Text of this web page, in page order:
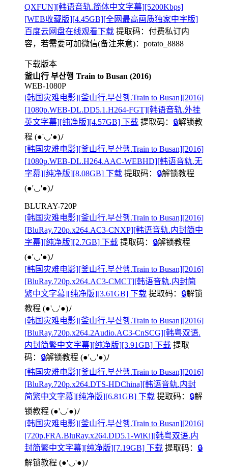
QXFUN][韩语音轨.简体中文字幕][5200Kbps]
[WEB收藏版][4.45GB][全网最高画质独家中字版]
百度云网盘在线观看下载 提取码： 付费私订内
容，若需要可加微信(备注来意)：potato_8888
下载版本
釜山行 부산행 Train to Busan (2016)
WEB-1080P
[韩国灾难电影][釜山行.부산행.Train to Busan][2016]
[1080p.WEB-DL.DD5.1.H264-FGT][韩语音轨.外挂
英文字幕][纯净版][4.57GB] 下载 提取码： 🔒解锁教
程 (●'◡'●)ﾉ
[韩国灾难电影][釜山行.부산행.Train to Busan][2016]
[1080p.WEB-DL.H264.AAC-WEBHD][韩语音轨.无
字幕][纯净版][8.08GB] 下载 提取码： 🔒解锁教程
(●'◡'●)ﾉ
BLURAY-720P
[韩国灾难电影][釜山行.부산행.Train to Busan][2016]
[BluRay.720p.x264.AC3-CNXP][韩语音轨.内封简中
字幕][纯净版][2.7GB] 下载 提取码： 🔒解锁教程
(●'◡'●)ﾉ
[韩国灾难电影][釜山行.부산행.Train to Busan][2016]
[BluRay.720p.x264.AC3-CMCT][韩语音轨.内封简
繁中文字幕][纯净版][3.61GB] 下载 提取码： 🔒解锁
教程 (●'◡'●)ﾉ
[韩国灾难电影][釜山行.부산행.Train to Busan][2016]
[BluRay.720p.x264.2Audio.AC3-CnSCG][韩粤双语.
内封简繁中文字幕][纯净版][3.91GB] 下载 提取
码： 🔒解锁教程 (●'◡'●)ﾉ
[韩国灾难电影][釜山行.부산행.Train to Busan][2016]
[BluRay.720p.x264.DTS-HDChina][韩语音轨.内封
简繁中文字幕][纯净版][6.81GB] 下载 提取码： 🔒解
锁教程 (●'◡'●)ﾉ
[韩国灾难电影][釜山行.부산행.Train to Busan][2016]
[720p.FRA.BluRay.x264.DD5.1-WiKi][韩粤双语.内
封简繁中文字幕][纯净版][7.19GB] 下载 提取码： 🔒
解锁教程 (●'◡'●)ﾉ